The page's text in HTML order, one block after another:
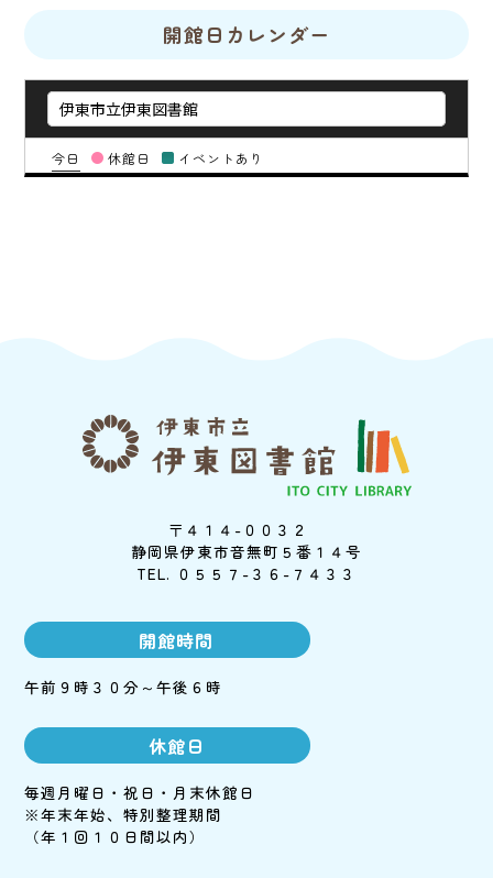
開館日カレンダー
今日 休館日 イベントあり
〒４１４-００３２
静岡県伊東市音無町５番１４号
TEL. ０５５７-３６-７４３３
開館時間
午前９時３０分～午後６時
休館日
毎週月曜日・祝日・月末休館日
※年末年始、特別整理期間
（年１回１０日間以内）